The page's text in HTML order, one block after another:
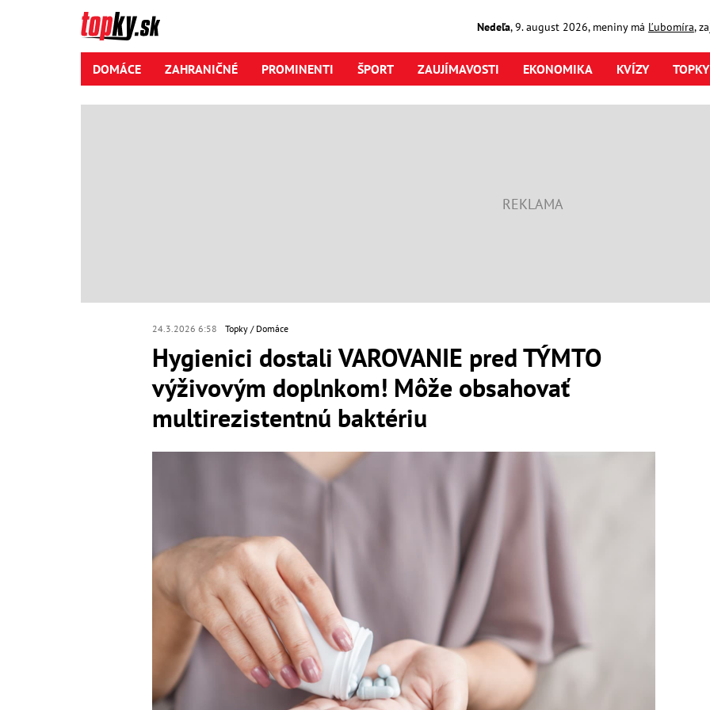
Nedeľa,9. august2026, meniny má Ľubomíra,
DOMÁCE ZAHRANIČNÉ PROMINENTI ŠPORT ZAUJÍMAVOSTI EKONOMIKA KVÍZY
24.3.2026 6:58 Topky Domáce
Hygienici dostali VAROVANIE pred TÝMTO
výživovým doplnkom! Môže obsahovať
multirezistentnú baktériu